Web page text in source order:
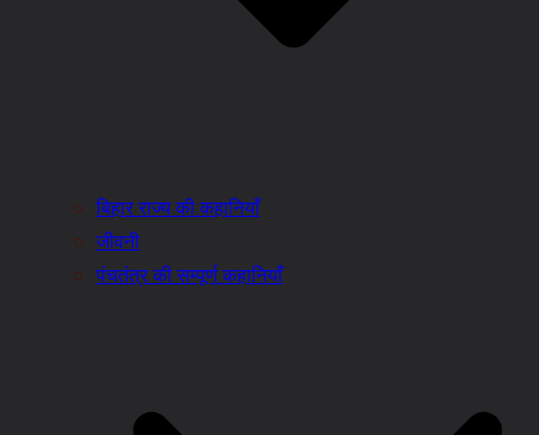
बिहार राज्य की कहानियाँ
जीवनी
पंचतंत्र की सम्पूर्ण कहानियाँ